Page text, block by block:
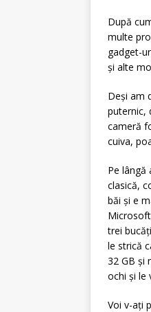
După
multe
gadget-
și alte
Deși am
puternic,
cameră
cuiva,
Pe
clasică,
băi și e
trei
le strică
32 GB și
ochi și le
Voi v-ați